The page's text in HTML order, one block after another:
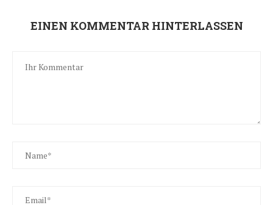
EINEN KOMMENTAR HINTERLASSEN